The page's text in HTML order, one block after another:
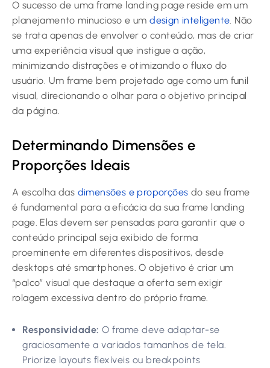
O sucesso de uma frame landing page reside em um
planejamento minucioso e umdesign inteligente . Não
se trata apenas de envolver o conteúdo, mas de criar
uma experiência visual que instigue a ação,
minimizando distrações e otimizando o fluxo do
usuário. Um frame bem projetado age como um funil
visual, direcionando o olhar para o objetivo principal
da página.
Determinando Dimensões e
Proporções Ideais
A escolha das dimensões e proporções do seu frame
é fundamental para a eficácia da sua frame landing
page. Elas devem ser pensadas para garantir que o
conteúdo principal seja exibido de forma
proeminente em diferentes dispositivos, desde
desktops até smartphones. O objetivo é criar um
“palco” visual que destaque a oferta sem exigir
rolagem excessiva dentro do próprio frame.
Responsividade: O frame deve adaptar-se
graciosamente a variados tamanhos de tela.
Priorize layouts flexíveis ou breakpoints